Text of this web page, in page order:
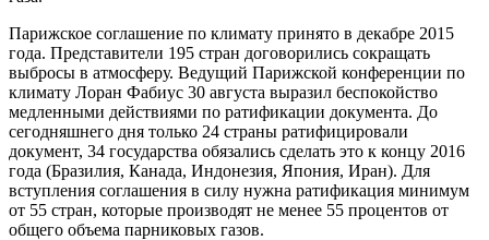
Парижское соглашение по климату принято в декабре 2015
года. Представители 195 стран договорились сокращать
выбросы в атмосферу. Ведущий Парижской конференции по
климату Лоран Фабиус 30 августа выразил беспокойство
медленными действиями по ратификации документа. До
сегодняшнего дня только 24 страны ратифицировали
документ, 34 государства обязались сделать это к концу 2016
года (Бразилия, Канада, Индонезия, Япония, Иран). Для
вступления соглашения в силу нужна ратификация минимум
от 55 стран, которые производят не менее 55 процентов от
общего объема парниковых газов.